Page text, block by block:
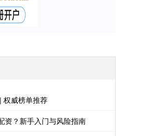
权威榜单推荐
资？新手入门与风险指南